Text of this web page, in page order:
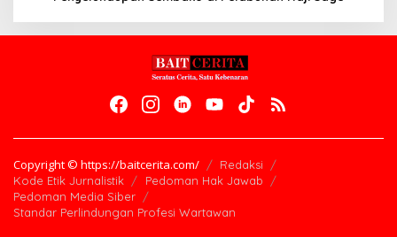
Copyright © https://baitcerita.com/
Redaksi
Kode Etik Jurnalistik
Pedoman Hak Jawab
Pedoman Media Siber
Standar Perlindungan Profesi Wartawan